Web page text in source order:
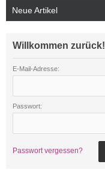
Neue Artikel
Willkommen zurück!
E-Mail-Adresse:
Passwort:
Passwort vergessen?